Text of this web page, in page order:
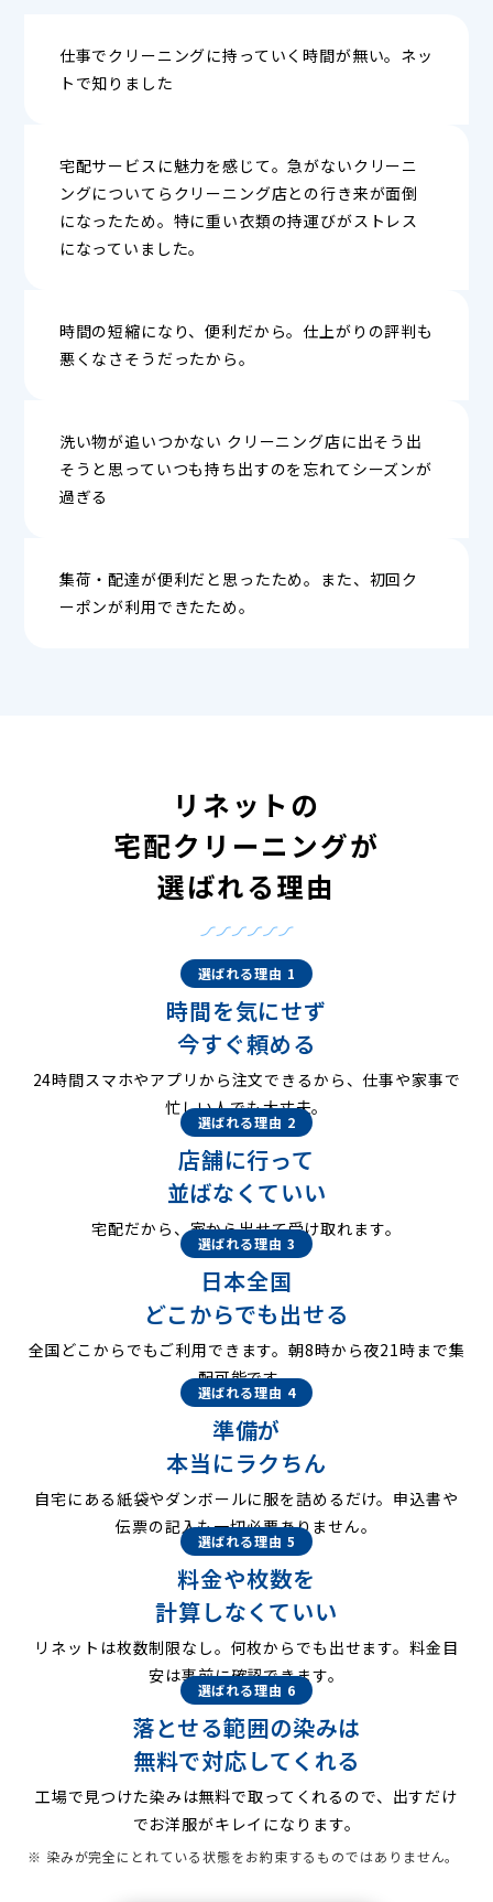
仕事でクリーニングに持っていく時間が無い。ネッ
トで知りました
宅配サービスに魅力を感じて。急がないクリーニ
ングについてらクリーニング店との行き来が面倒
になったため。特に重い衣類の持運びがストレス
になっていました。
時間の短縮になり、便利だから。仕上がりの評判も
悪くなさそうだったから。
洗い物が追いつかない クリーニング店に出そう出
そうと思っていつも持ち出すのを忘れてシーズンが
過ぎる
集荷・配達が便利だと思ったため。また、初回ク
ーポンが利用できたため。
リネットの
宅配クリーニングが
選ばれる理由
選ばれる理由 1
時間を気にせず
今すぐ頼める
24時間スマホやアプリから注文できるから、仕事や家事で
忙しい人でも大丈夫。
選ばれる理由 2
店舗に行って
並ばなくていい
宅配だから、家から出せて受け取れます。
選ばれる理由 3
日本全国
どこからでも出せる
全国どこからでもご利用できます。朝8時から夜21時まで集
配可能です。
選ばれる理由 4
準備が
本当にラクちん
自宅にある紙袋やダンボールに服を詰めるだけ。申込書や
伝票の記入も一切必要ありません。
選ばれる理由 5
料金や枚数を
計算しなくていい
リネットは枚数制限なし。何枚からでも出せます。料金目
安は事前に確認できます。
選ばれる理由 6
落とせる範囲の染みは
無料で対応してくれる
工場で見つけた染みは無料で取ってくれるので、出すだけ
でお洋服がキレイになります。
※ 染みが完全にとれている状態をお約束するものではありません。